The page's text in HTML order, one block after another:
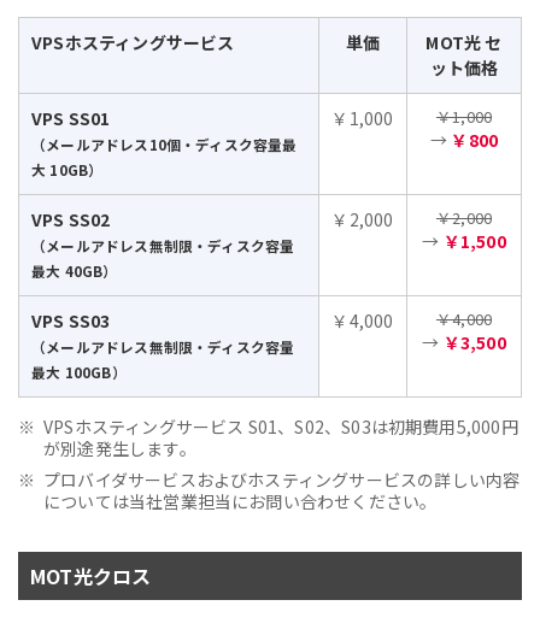
VPSホスティングサービス 単価
MOT光 セ
ット価格
VPS SS01
（メールアドレス10個・ディスク容量最
大 10GB）
￥1,000 ￥1,000
→ ￥800
VPS SS02
（メールアドレス無制限・ディスク容量
最大 40GB）
￥2,000 ￥2,000
→ ￥1,500
VPS SS03
（メールアドレス無制限・ディスク容量
最大 100GB）
￥4,000 ￥4,000
→ ￥3,500
VPSホスティングサービス S01、S02、S03は初期費用5,000円
が別途発生します。
プロバイダサービスおよびホスティングサービスの詳しい内容
については当社営業担当にお問い合わせください。
MOT光クロス